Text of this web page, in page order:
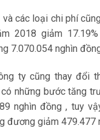
và các loại chi phí
2018 giảm
7.070.054 nghìn
ty cũng thay đổi
những bước tăng
nghìn đồng , tuy
đương giảm 479.477